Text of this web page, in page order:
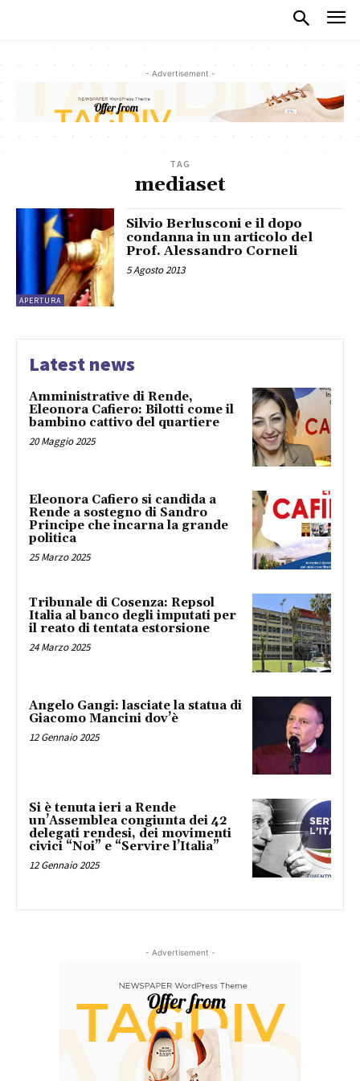
- Advertisement -
TAG
mediaset
APERTURA
Silvio Berlusconi e il dopo
condanna in un articolo del
Prof. Alessandro Corneli
5 Agosto 2013
Latest news
Amministrative di Rende,
Eleonora Cafiero: Bilotti come il
bambino cattivo del quartiere
20 Maggio 2025
Eleonora Cafiero si candida a
Rende a sostegno di Sandro
Principe che incarna la grande
politica
25 Marzo 2025
Tribunale di Cosenza: Repsol
Italia al banco degli imputati per
il reato di tentata estorsione
24 Marzo 2025
Angelo Gangi: lasciate la statua di
Giacomo Mancini dov’è
12 Gennaio 2025
Si è tenuta ieri a Rende
un’Assemblea congiunta dei 42
delegati rendesi, dei movimenti
civici “Noi” e “Servire l’Italia”
12 Gennaio 2025
- Advertisement -